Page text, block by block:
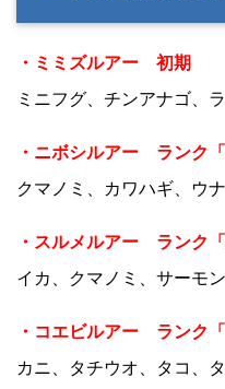
・ミミズルアー 初期
ミニフグ、チンアナゴ、
・ニボシルアー ランク
クマノミ、カワハギ、ウ
・スルメルアー ランク
イカ、クマノミ、サーモ
・コエビルアー ランク
カニ、タチウオ、タコ、